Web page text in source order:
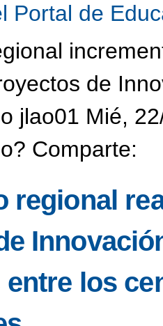
Portal de
de
jlao01 Mié,
Comparte:
regional
los